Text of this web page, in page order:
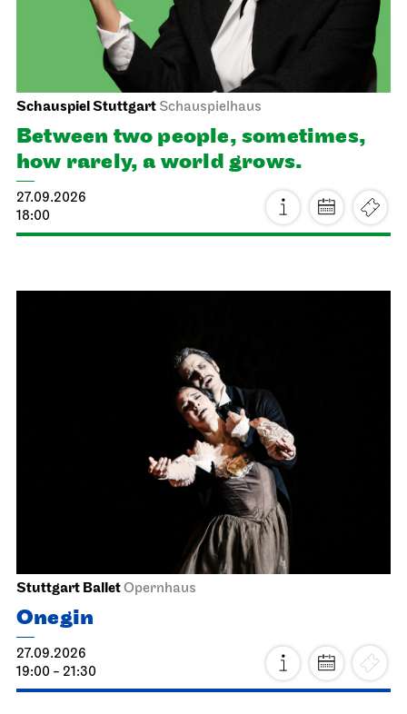
Schauspiel Stuttgart Schauspielhaus
Between two people, sometimes,
how rarely, a world grows.
27.09.2026
18:00
Stuttgart BalletOpernhaus
Onegin
27.09.2026
19:00 - 21:30